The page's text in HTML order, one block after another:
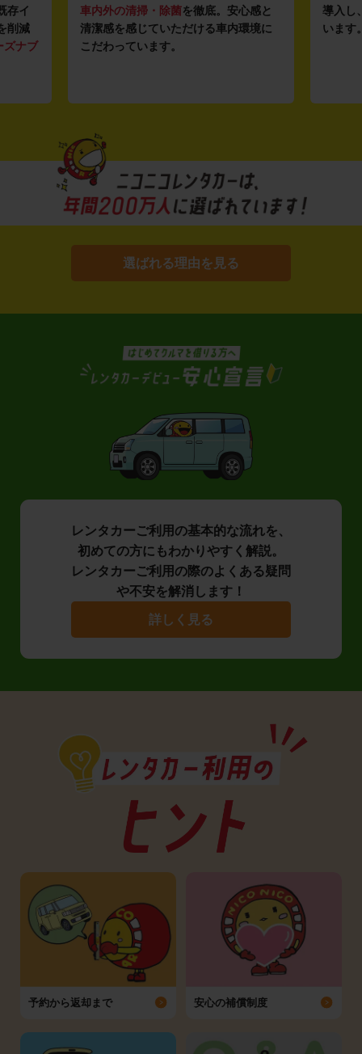
存イ
削減
ズナブ
車内外の清掃・除菌を徹底。安心感と
清潔感を感じていただける車内環境に
こだわっています。
導入し
います
選ばれる理由を見る
レンタカーご利用の基本的な流れを、
初めての方にもわかりやすく解説。
レンタカーご利用の際のよくある疑問
や不安を解消します！
詳しく見る
予約から返却まで 安心の補償制度